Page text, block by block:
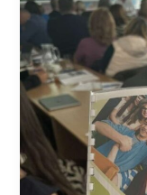
excelentnosti
približne
v polovici
cesty.
Ako
ju
zatiaľ
vnímajú?